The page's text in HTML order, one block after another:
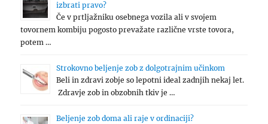
izbrati pravo?
Če v prtljažniku osebnega vozila ali v svojem
tovornem kombiju pogosto prevažate različne vrste tovora,
potem …
Strokovno beljenje zob z dolgotrajnim učinkom
Beli in zdravi zobje so lepotni ideal zadnjih nekaj let.
Zdravje zob in obzobnih tkiv je …
Beljenje zob doma ali raje v ordinaciji?